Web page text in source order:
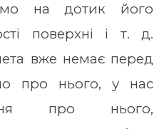
на дотик його
поверхні і т. д.
вже немає перед
про нього, у нас
про нього,